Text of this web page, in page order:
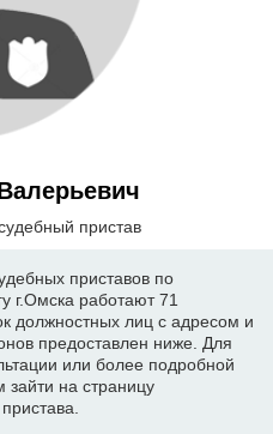
пристав
приставов по
г.Омска работают 71
должностных лиц с адресом и
предоставлен ниже. Для
или более подробной
на страницу